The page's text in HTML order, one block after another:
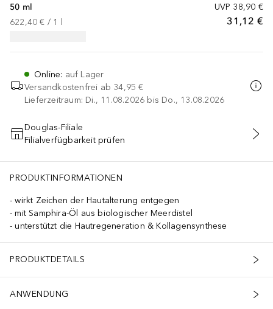
UVP 38,90 €
31,12 €
50 ml
622,40 € / 1
Online: auf Lager
Versandkostenfrei ab 34,95 €
Lieferzeitraum: Di., 11.08.2026 bis Do., 13.08.2026
IN DEN WARENKORB
Douglas-Filiale
Filialverfügbarkeit prüfen
PRODUKTINFORMATIONEN
wirkt Zeichen der Hautalterung entgegen
mit Samphira-Öl aus biologischer Meerdistel
unterstützt die Hautregeneration & Kollagensynthese
PRODUKTDETAILS
ANWENDUNG